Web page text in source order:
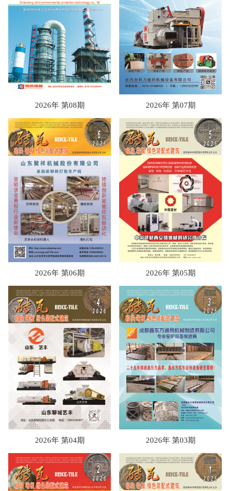
2026年 第08期 2026年 第07期
2026年 第06期 2026年 第05期
2026年 第04期 2026年 第03期